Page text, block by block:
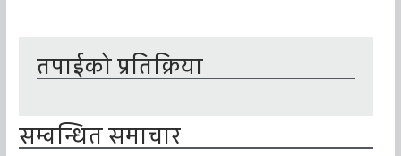
तपाईको प्रतिक्रिया
सम्वन्धित समाचार